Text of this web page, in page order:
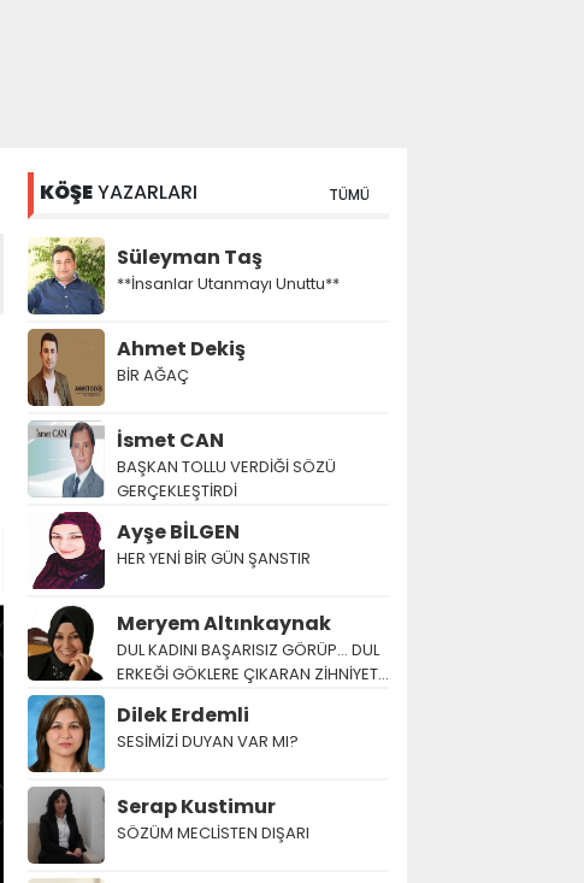
KÖŞEYAZARLARI TÜMÜ
Süleyman Taş
**İnsanlar Utanmayı Unuttu**
Ahmet Dekiş
BİR AĞAÇ
İsmet CAN
BAŞKAN TOLLU VERDİĞİ SÖZÜ
GERÇEKLEŞTİRDİ
Ayşe BİLGEN
HER YENİ BİR GÜN ŞANSTIR
Meryem Altınkaynak
DUL KADINI BAŞARISIZ GÖRÜP… DUL
ERKEĞİ GÖKLERE ÇIKARAN ZİHNİYET…
Dilek Erdemli
SESİMİZİ DUYAN VAR MI?
Serap Kustimur
SÖZÜM MECLİSTEN DIŞARI